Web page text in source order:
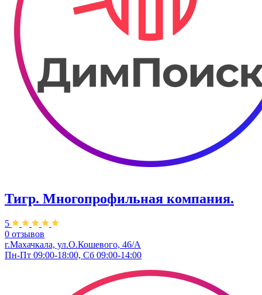
Тигр. ​Многопрофильная компания.
5
0 отзывов
г.Махачкала, ул.О.Кошевого, 46/А
Пн-Пт 09:00-18:00, Сб 09:00-14:00